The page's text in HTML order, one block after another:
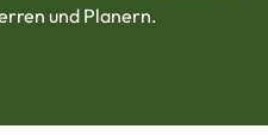
und Planern.